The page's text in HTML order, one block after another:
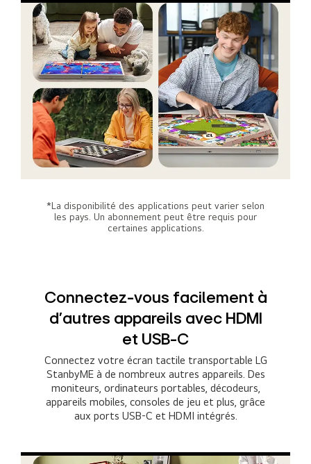
*La disponibilité des applications peut varier selon
les pays. Un abonnement peut être requis pour
certaines applications.
Connectez-vous facilement à
d’autres appareils avec HDMI
et USB-C
Connectez votre écran tactile transportable LG
StanbyME à de nombreux autres appareils. Des
moniteurs, ordinateurs portables, décodeurs,
appareils mobiles, consoles de jeu et plus, grâce
aux ports USB-C et HDMI intégrés.